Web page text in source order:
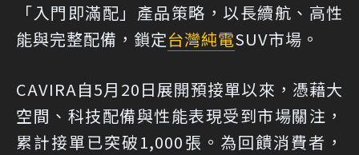
「入門即滿配」產品策略，以長續航、高性
能與完整配備，鎖定台灣純電SUV市場。
CAVIRA自5月20日展開預接單以來，憑藉大
空間、科技配備與性能表現受到市場關注，
累計接單已突破1,000張。為回饋消費者，